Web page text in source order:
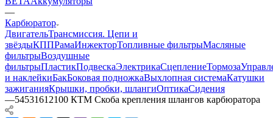
—
Карбюратор
ДвигательТрансмиссия. Цепи и
звёздыКППРамаИнжекторТопливные фильтрыМасляные
фильтрыВоздушные
фильтрыПластикПодвескаЭлектрикаСцеплениеТормоза
и наклейкиБакБоковая подножкаВыхлопная системаКатушки
зажиганияКрышки, пробки, шлангиОптикаСидения
—54531612100 КТМ Скоба крепления шлангов карбюратора